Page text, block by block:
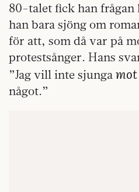
80-talet fick han frågan
han bara sjöng om
för att, som då var på
protestsånger. Hans
”Jag vill inte sjunga mot
något.”